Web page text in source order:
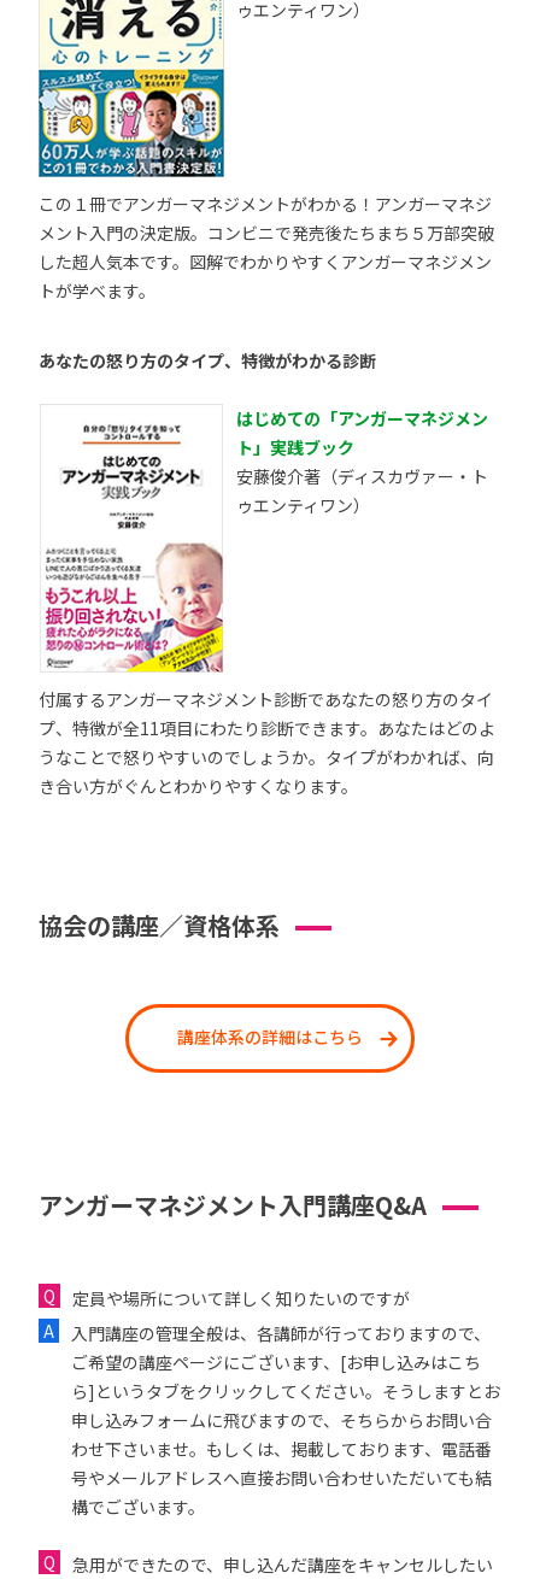
ゥエンティワン）
この１冊でアンガーマネジメントがわかる！アンガーマネジ
メント入門の決定版。コンビニで発売後たちまち５万部突破
した超人気本です。図解でわかりやすくアンガーマネジメン
トが学べます。
あなたの怒り方のタイプ、特徴がわかる診断
はじめての「アンガーマネジメン
ト」実践ブック
安藤俊介著（ディスカヴァー・ト
ゥエンティワン）
付属するアンガーマネジメント診断であなたの怒り方のタイ
プ、特徴が全11項目にわたり診断できます。あなたはどのよ
うなことで怒りやすいのでしょうか。タイプがわかれば、向
き合い方がぐんとわかりやすくなります。
協会の講座／資格体系
講座体系の詳細はこちら
アンガーマネジメント入門講座Q&A
定員や場所について詳しく知りたいのですが
入門講座の管理全般は、各講師が行っておりますので、
ご希望の講座ページにございます、[お申し込みはこち
ら]というタブをクリックしてください。そうしますとお
申し込みフォームに飛びますので、そちらからお問い合
わせ下さいませ。もしくは、掲載しております、電話番
号やメールアドレスへ直接お問い合わせいただいても結
構でございます。
急用ができたので、申し込んだ講座をキャンセルしたい